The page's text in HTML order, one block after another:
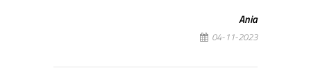
Ania
04-11-2023